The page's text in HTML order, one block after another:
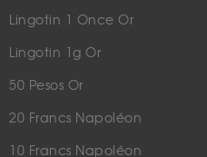
Lingotin 1 Once Or
Lingotin 1g Or
50 Pesos Or
20 Francs Napoléon
10 Francs Napoléon